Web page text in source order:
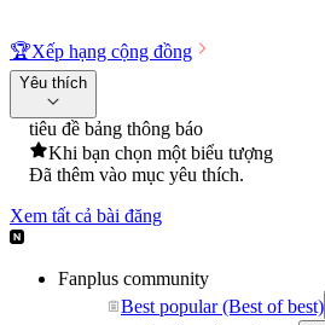
🏆Xếp hạng cộng đồng
Yêu thích
tiêu đề bảng thông báo
Khi bạn chọn một biểu tượng
Đã thêm vào mục yêu thích.
Xem tất cả bài đăng
Fanplus community
Best popular (Best of best)